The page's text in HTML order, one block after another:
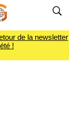
de la newsletter
!